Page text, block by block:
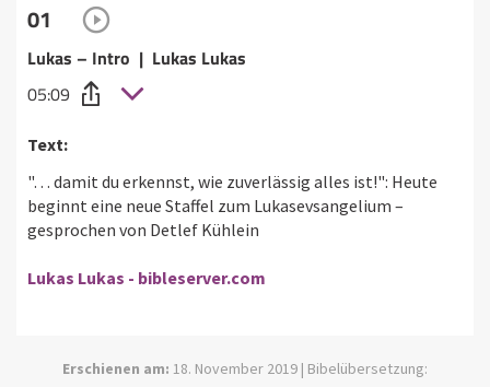
01
Lukas – Intro | Lukas Lukas
05:09
Text:
"… damit du erkennst, wie zuverlässig alles ist!": Heute
beginnt eine neue Staffel zum Lukasevsangelium –
gesprochen von Detlef Kühlein
Lukas Lukas - bibleserver.com
Erschienen am: 18. November 2019 | Bibelübersetzung: